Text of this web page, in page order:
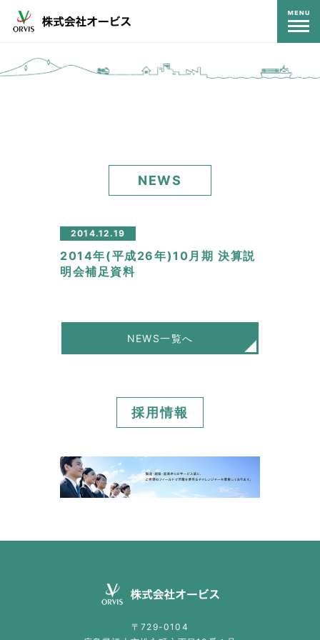
NEWS
2014.12.19
2014年(平成26年)10月期 決算説
明会補足資料
NEWS一覧へ
採用情報
〒729-0104